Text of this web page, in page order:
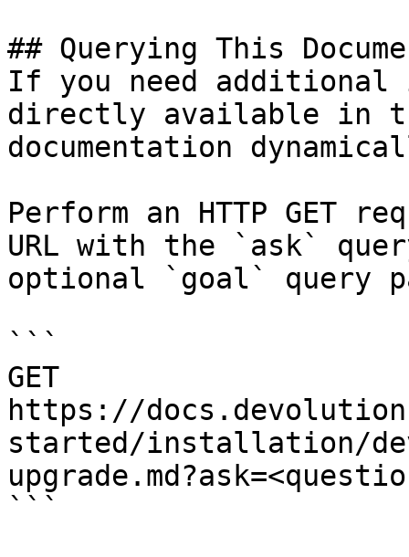
## Querying This
If you need
directly available in
documentation
Perform an HTTP GET
URL with the `ask`
optional `goal` query
```
GET
https://
started/installation/
```